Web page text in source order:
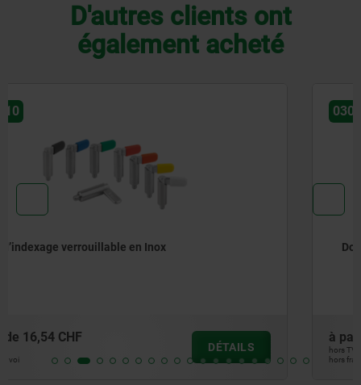
D'autres clients ont
également acheté
Doigts d’indexage verrouillables en inox à profil carré
à partir de
hors frais d’envoi
DÉTAILS